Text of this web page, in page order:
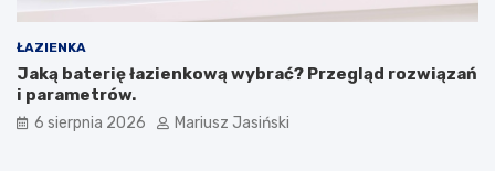
ŁAZIENKA
Jaką baterię łazienkową wybrać? Przegląd rozwiązań
i parametrów.
6 sierpnia 2026 Mariusz Jasiński